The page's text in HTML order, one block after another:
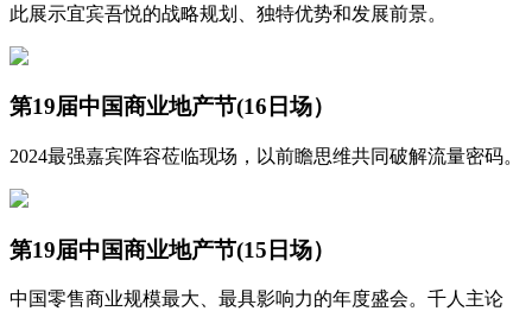
此展示宜宾吾悦的战略规划、独特优势和发展前景。
第19届中国商业地产节(16日场）
2024最强嘉宾阵容莅临现场，以前瞻思维共同破解流量密码。
第19届中国商业地产节(15日场）
中国零售商业规模最大、最具影响力的年度盛会。千人主论